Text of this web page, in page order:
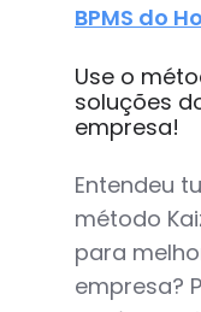
BPMS do
Use o
soluções
empresa!
Entendeu
método
para
empresa?